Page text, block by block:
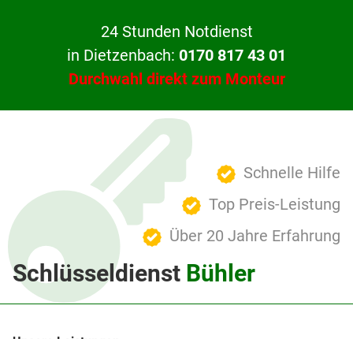
24 Stunden Notdienst
in Dietzenbach: 0170 817 43 01
Durchwahl direkt zum Monteur
Schnelle Hilfe
Top Preis-Leistung
Über 20 Jahre Erfahrung
Schlüsseldienst Bühler